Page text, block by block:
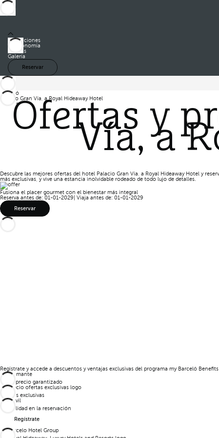
Habitaciones
Gastronomía
Ofertas
Galería
Reservar
Barceló
Palacio Gran Vía, a Royal Hideaway Hotel
OfertasOfertas y
Vía, a
Descubre las mejores ofertas del hotel Palacio Gran Vía, a Royal Hideaway Hotel y
más exclusivas, y vive una estancia inolvidable rodeado de todo lujo de detalles.
Fusiona el placer gourmet con el bienestar más integral
Reserva antes de: 01-01-2029| Viaja antes de: 01-01-2029
Reservar
Regístrate y accede a descuentos y ventajas exclusivas del programa my Barceló Benefits
Mejor precio garantizado
Ofertas exclusivas
Flexibilidad en la reservación
Regístrate